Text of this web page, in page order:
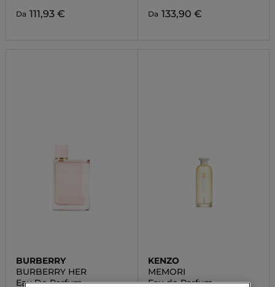
Da 111,93 € Da 133,90 €
BURBERRY
BURBERRY HER
Eau De Parfum
KENZO
MEMORI
Eau de Parfum